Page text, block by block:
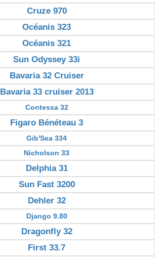
Cruze 970
Océanis 323
Océanis 321
Sun Odyssey 33i
Bavaria 32 Cruiser
Bavaria 33 cruiser 2013
Contessa 32
Figaro Bénéteau 3
Gib'Sea 334
Nicholson 33
Delphia 31
Sun Fast 3200
Dehler 32
Django 9.80
Dragonfly 32
First 33.7